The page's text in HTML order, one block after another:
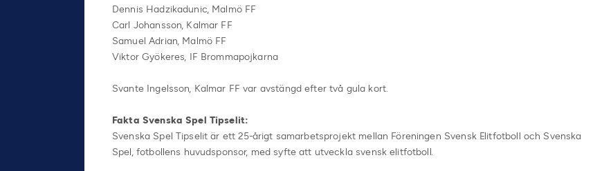
Dennis Hadzikadunic, Malmö FF
Carl Johansson, Kalmar FF
Samuel Adrian, Malmö FF
Viktor Gyökeres, IF Brommapojkarna
Svante Ingelsson, Kalmar FF var avstängd efter två gula kort.
Fakta Svenska Spel Tipselit:
Svenska Spel Tipselit är ett 25-årigt samarbetsprojekt mellan Föreningen Svensk Elitfotboll och Svenska
Spel, fotbollens huvudsponsor, med syfte att utveckla svensk elitfotboll.